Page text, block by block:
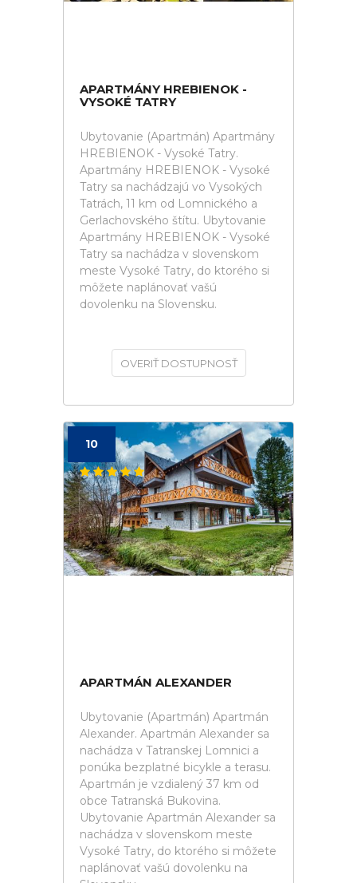
APARTMÁNY HREBIENOK -
VYSOKÉ TATRY
Ubytovanie (Apartmán) Apartmány
HREBIENOK - Vysoké Tatry.
Apartmány HREBIENOK - Vysoké
Tatry sa nachádzajú vo Vysokých
Tatrách, 11 km od Lomnického a
Gerlachovského štítu. Ubytovanie
Apartmány HREBIENOK - Vysoké
Tatry sa nachádza v slovenskom
meste Vysoké Tatry, do ktorého si
môžete naplánovať vašú
dovolenku na Slovensku.
OVERIŤ DOSTUPNOSŤ
10
APARTMÁN ALEXANDER
Ubytovanie (Apartmán) Apartmán
Alexander. Apartmán Alexander sa
nachádza v Tatranskej Lomnici a
ponúka bezplatné bicykle a terasu.
Apartmán je vzdialený 37 km od
obce Tatranská Bukovina.
Ubytovanie Apartmán Alexander sa
nachádza v slovenskom meste
Vysoké Tatry, do ktorého si môžete
naplánovať vašú dovolenku na